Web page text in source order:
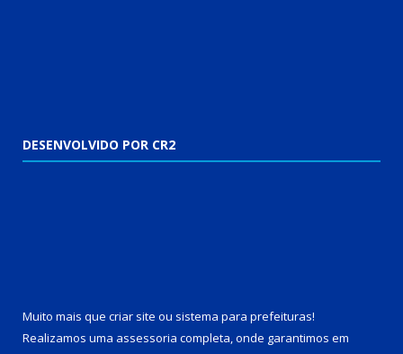
DESENVOLVIDO POR CR2
Muito mais que criar site ou sistema para prefeituras!
Realizamos uma assessoria completa, onde garantimos em